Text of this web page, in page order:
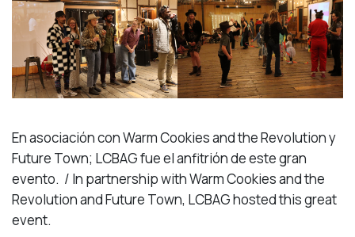
En asociación con Warm Cookies and the Revolution y
Future Town; LCBAG fue el anfitrión de este gran
evento. / In partnership with Warm Cookies and the
Revolution and Future Town, LCBAG hosted this great
event.